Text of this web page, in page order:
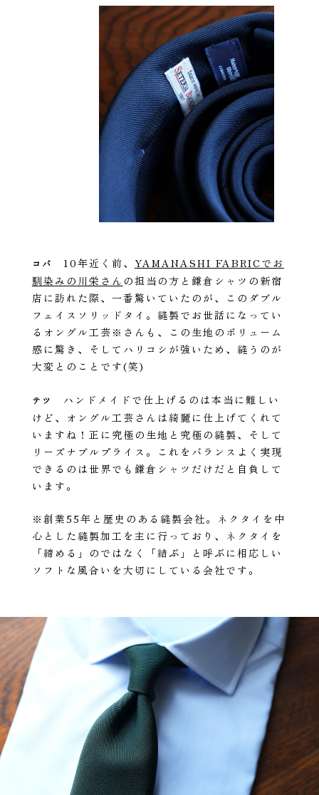
コバ 10年近く前、 YAMANASHI FABRICでお
馴染みの川栄さん の担当の方と鎌倉シャツの新宿
店に訪れた際、一番驚いていたのが、このダブル
フェイスソリッドタイ。縫製でお世話になってい
るオングル工芸※さんも、この生地のボリューム
感に驚き、そしてハリコシが強いため、縫うのが
大変とのことです(笑)
テツ
ハンドメイドで仕上げるのは本当に難しい
けど、オングル工芸さんは綺麗に仕上げてくれて
いますね！正に究極の生地と究極の縫製、そして
リーズナブルプライス。これをバランスよく実現
できるのは世界でも鎌倉シャツだけだと自負して
います。
※創業55年と歴史のある縫製会社。ネクタイを中
心とした縫製加工を主に行っており、ネクタイを
「締める」のではなく「結ぶ」と呼ぶに相応しい
ソフトな風合いを大切にしている会社です。